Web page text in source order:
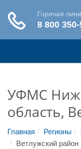
УФМС
область,
Главная Регионы
Ветлужский район